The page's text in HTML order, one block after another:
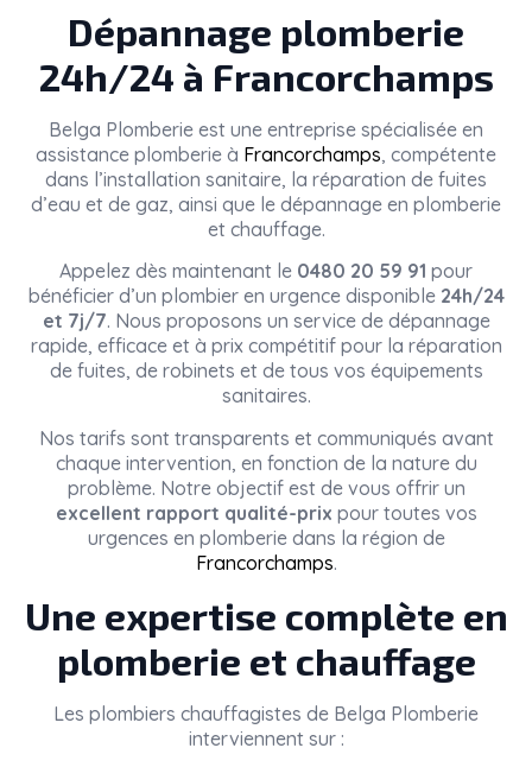
Dépannage plomberie
24h/24 à Francorchamps
Belga Plomberie est une entreprise spécialisée en
assistance plomberie à Francorchamps, compétente
dans l’installation sanitaire, la réparation de fuites
d’eau et de gaz, ainsi que le dépannage en plomberie
et chauffage.
Appelez dès maintenant le 0480 20 59 91 pour
bénéficier d’un plombier en urgence disponible 24h/24
et 7j/7. Nous proposons un service de dépannage
rapide, efficace et à prix compétitif pour la réparation
de fuites, de robinets et de tous vos équipements
sanitaires.
Nos tarifs sont transparents et communiqués avant
chaque intervention, en fonction de la nature du
problème. Notre objectif est de vous offrir un
excellent rapport qualité-prix pour toutes vos
urgences en plomberie dans la région de
Francorchamps.
Une expertise complète en
plomberie et chauffage
Les plombiers chauffagistes de Belga Plomberie
interviennent sur :